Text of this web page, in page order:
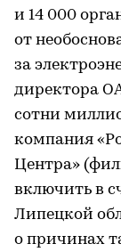
и 14 000
от
за
директора
сотни
компания
Центра»
включить в
Липецкой
о причинах